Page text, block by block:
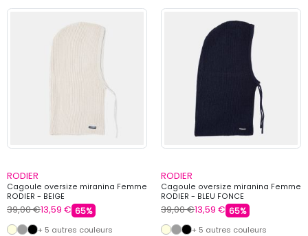
RODIER
Cagoule oversize miranina Femme
RODIER - BEIGE
39,00 €13,59 € 65%
+ 5 autres couleurs
RODIER
Cagoule oversize miranina Femme
RODIER - BLEU FONCE
39,00 €13,59 € 65%
+ 5 autres couleurs